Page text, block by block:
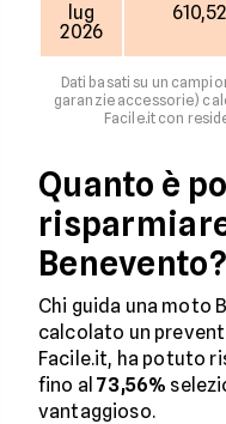
lug
2026
Dati basati su un
garanzie accessorie)
Facile.it con
Quanto è
Benevento?
Chi guida una moto
calcolato un
Facile.it, ha potuto
fino al73,56%
vantaggioso.